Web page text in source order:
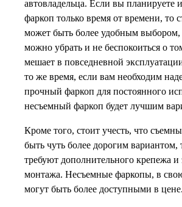
автовладельца. Если вы планируете
фаркоп только время от времени, то
может быть более удобным выбором,
можно убрать и не беспокоиться о
мешает в повседневной
то же время, если вам необходим
прочный фаркоп для постоянного
несъемный фаркоп будет лучшим
Кроме того, стоит учесть, что
быть чуть более дорогим вариантом,
требуют дополнительного крепежа и
монтажа. Несъемные фаркопы, в
могут быть более доступными в цене.